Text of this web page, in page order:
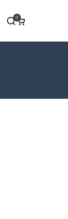
0